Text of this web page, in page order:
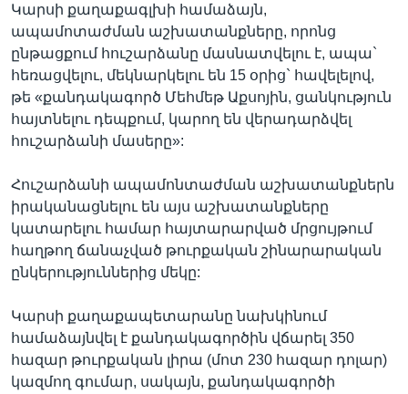
Կարսի քաղաքագլխի համաձայն,
ապամոտաժման աշխատանքները, որոնց
ընթացքում հուշարձանը մասնատվելու է, ապա`
հեռացվելու, մեկնարկելու են 15 օրից` հավելելով,
թե «քանդակագործ Մեհմեթ Աքսոյին, ցանկություն
հայտնելու դեպքում, կարող են վերադարձվել
հուշարձանի մասերը»:
Հուշարձանի ապամոնտաժման աշխատանքներն
իրականացնելու են այս աշխատանքները
կատարելու համար հայտարարված մրցույթում
հաղթող ճանաչված թուրքական շինարարական
ընկերություններից մեկը:
Կարսի քաղաքապետարանը նախկինում
համաձայնվել է քանդակագործին վճարել 350
հազար թուրքական լիրա (մոտ 230 հազար դոլար)
կազմող գումար, սակայն, քանդակագործի